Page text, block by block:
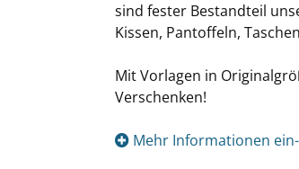
sind fester Bestandteil
Kissen, Pantoffeln,
Mit Vorlagen in
Verschenken!
Mehr Informationen